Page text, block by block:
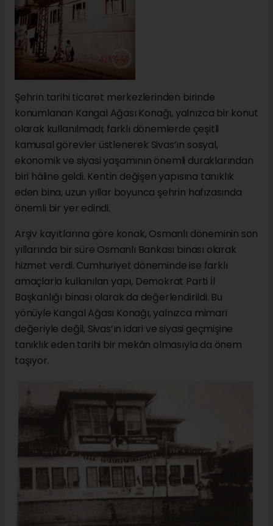
Şehrin tarihi ticaret merkezlerinden birinde
konumlanan Kangal Ağası Konağı, yalnızca bir konut
olarak kullanılmadı; farklı dönemlerde çeşitli
kamusal görevler üstlenerek Sivas’ın sosyal,
ekonomik ve siyasi yaşamının önemli duraklarından
biri hâline geldi. Kentin değişen yapısına tanıklık
eden bina, uzun yıllar boyunca şehrin hafızasında
önemli bir yer edindi.
Arşiv kayıtlarına göre konak, Osmanlı döneminin son
yıllarında bir süre Osmanlı Bankası binası olarak
hizmet verdi. Cumhuriyet döneminde ise farklı
amaçlarla kullanılan yapı, Demokrat Parti İl
Başkanlığı binası olarak da değerlendirildi. Bu
yönüyle Kangal Ağası Konağı, yalnızca mimari
değeriyle değil, Sivas’ın idari ve siyasi geçmişine
tanıklık eden tarihi bir mekân olmasıyla da önem
taşıyor.